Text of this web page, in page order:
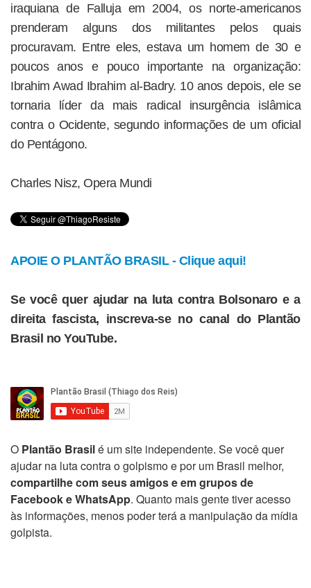
iraquiana de Falluja em 2004, os norte-americanos
prenderam alguns dos militantes pelos quais
procuravam. Entre eles, estava um homem de 30 e
poucos anos e pouco importante na organização:
Ibrahim Awad Ibrahim al-Badry. 10 anos depois, ele se
tornaria líder da mais radical insurgência islâmica
contra o Ocidente, segundo informações de um oficial
do Pentágono.
Charles Nisz, Opera Mundi
APOIE O PLANTÃO BRASIL - Clique aqui!
Se você quer ajudar na luta contra Bolsonaro e a
direita fascista, inscreva-se no canal do Plantão
Brasil no YouTube.
O Plantão Brasilé um site independente. Se você quer
ajudar na luta contra o golpismo e por um Brasil melhor,
compartilhe com seus amigos e em grupos de
Facebook e WhatsApp. Quanto mais gente tiver acesso
às informações, menos poder terá a manipulação da mídia
golpista.